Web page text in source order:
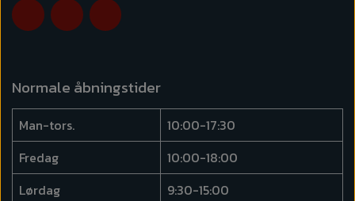
Normale åbningstider
Man-tors.
10:00-17:30
Fredag
10:00-18:00
Lørdag
9:30-15:00